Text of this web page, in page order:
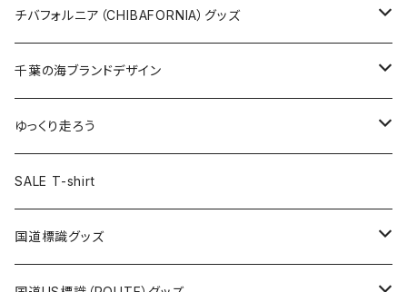
Tシャツ
キャップ
トートバッグ
ランチバッグ
エコバッグ
缶バッジ
キーホルダー
クリアファイル
ステッカー
缶バッジ
キーホルダー
クリアファイル
ステッカー大
缶バッジ32mm
缶バッジ54mm
エコバッグ
JAGUARさんコラボグッズ
Tシャツ
ステッカー
サコッシュ
ホテルキーホルダー
モーテルキーホルダー
ステッカー
缶バッジ
クリアファイル
マスク
エコバッグ
Tシャツ
キャップ
エコバッグ
ステッカー
モーテルキーホルダー
チバフォルニア（CHIBAFORNIA）グッズ
Tシャツ
キャップ
ステッカー
ホテルキーホルダー
千葉の海ブランドデザイン
Tシャツ
キャップ
ステッカー
ゆっくり走ろう
Tシャツ
ステッカー
SALE T-shirt
国道標識グッズ